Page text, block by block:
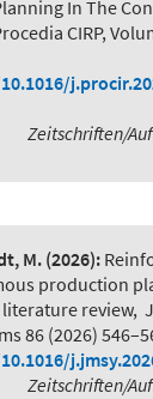
In The
CIRP,
Zeitschriften/
M. (2026):
production
review,
86 (2026)
Zeitschriften/